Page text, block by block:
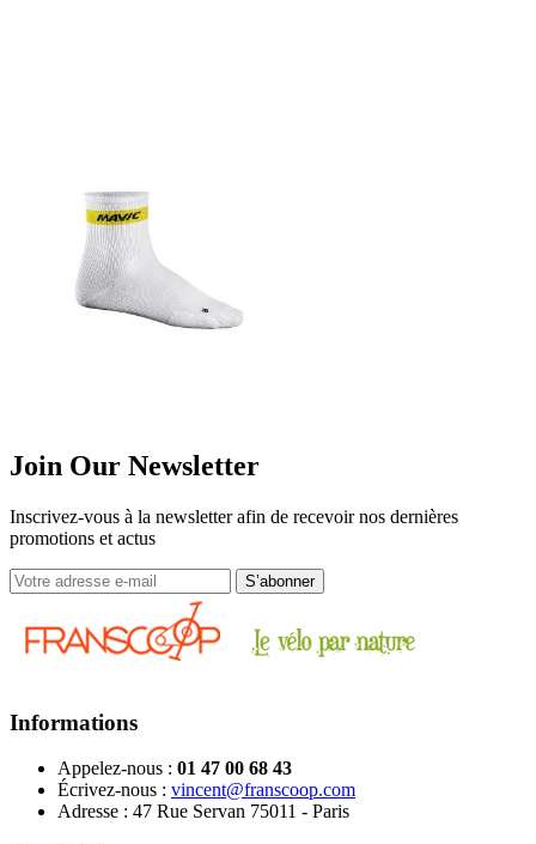
Join Our Newsletter
Inscrivez-vous à la newsletter afin de recevoir nos dernières
promotions et actus
Informations
Appelez-nous : 01 47 00 68 43
Écrivez-nous : vincent@franscoop.com
Adresse : 47 Rue Servan 75011 - Paris